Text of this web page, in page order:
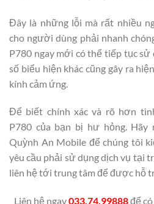
Đây là những lỗi mà rất nhiều
cho người dùng phải nhanh
P780 ngay mới có thể tiếp tục sử
số biểu hiện khác cũng gây ra
kính cảm ứng.
Để biết chính xác và rõ hơn
P780 của bạn bị hư hỏng. Hãy
Quỳnh An Mobile để chúng tôi
yêu cầu phải sử dụng dịch vụ tại
liên hệ tới trung tâm để được hỗ
Liên hệ ngay033.74.99888để có